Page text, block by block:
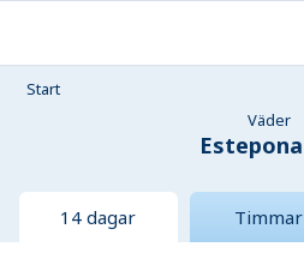
Start
Väder
Estepona
14 dagar Timmar